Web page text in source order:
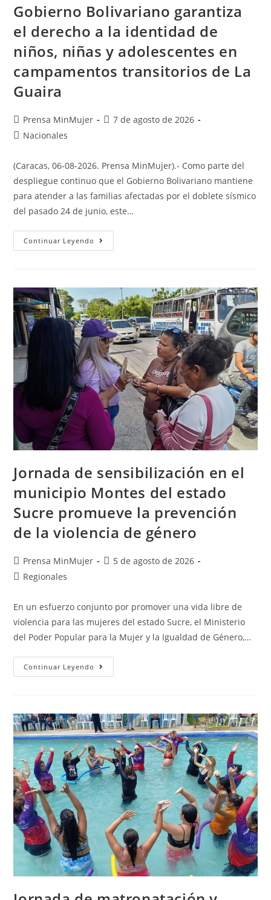
Gobierno Bolivariano garantiza
el derecho a la identidad de
niños, niñas y adolescentes en
campamentos transitorios de La
Guaira
Prensa MinMujer
7 de agosto de 2026
Nacionales
(Caracas, 06-08-2026. Prensa MinMujer).- Como parte del
despliegue continuo que el Gobierno Bolivariano mantiene
para atender a las familias afectadas por el doblete sísmico
del pasado 24 de junio, este…
Continuar Leyendo
Jornada de sensibilización en el
municipio Montes del estado
Sucre promueve la prevención
de la violencia de género
Prensa MinMujer
5 de agosto de 2026
Regionales
En un esfuerzo conjunto por promover una vida libre de
violencia para las mujeres del estado Sucre, el Ministerio
del Poder Popular para la Mujer y la Igualdad de Género,…
Continuar Leyendo